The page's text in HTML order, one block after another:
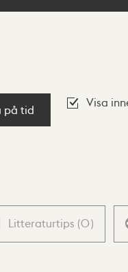
på tid
Visa
Litteraturtips (0)